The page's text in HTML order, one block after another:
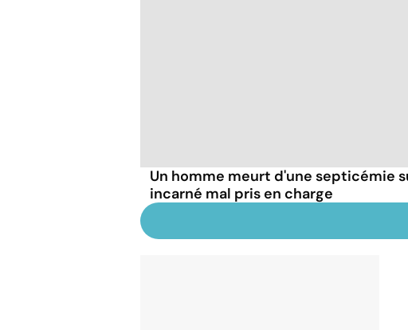
Un homme meurt d'une septicémie
incarné mal pris en charge